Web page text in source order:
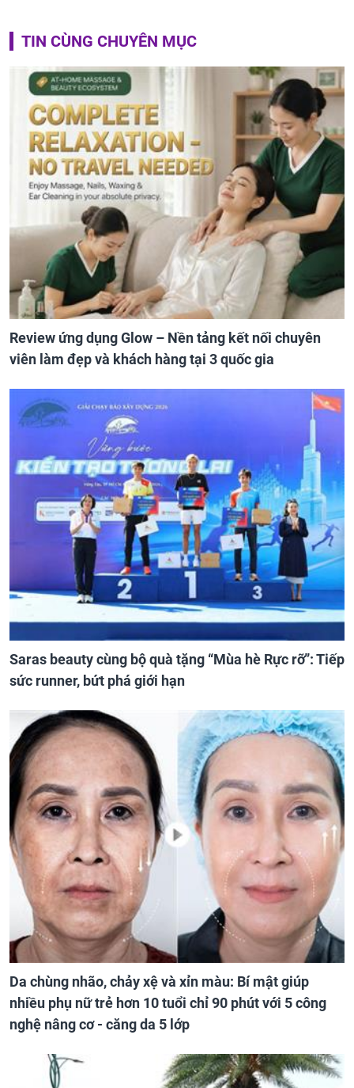
TIN CÙNG CHUYÊN MỤC
Review ứng dụng Glow – Nền tảng kết nối chuyên
viên làm đẹp và khách hàng tại 3 quốc gia
Saras beauty cùng bộ quà tặng “Mùa hè Rực rỡ”: Tiếp
sức runner, bứt phá giới hạn
Da chùng nhão, chảy xệ và xỉn màu: Bí mật giúp
nhiều phụ nữ trẻ hơn 10 tuổi chỉ 90 phút với 5 công
nghệ nâng cơ - căng da 5 lớp